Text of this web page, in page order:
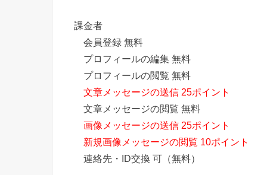
課金者
会員登録 無料
プロフィールの編集 無料
プロフィールの閲覧 無料
文章メッセージの送信 25ポイント
文章メッセージの閲覧 無料
画像メッセージの送信 25ポイント
新規画像メッセージの閲覧 10ポイント
連絡先・ID交換 可（無料）